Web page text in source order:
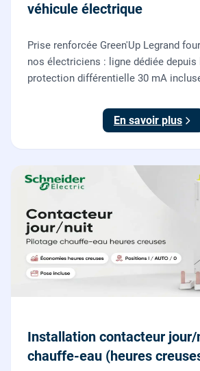
véhicule électrique
Prise renforcée Green'Up Legrand
nos électriciens : ligne dédiée depuis
protection différentielle 30 mA
En savoir plus
Installation contacteur jour/
chauffe-eau (heures